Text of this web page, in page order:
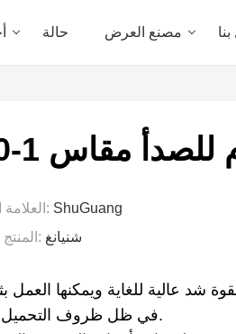
حالة مصنع العرض
مقاس 1-500
العلامة التجارية: ShuGuang
المنتج المصدر: شنيانغ
في ظل ظروف التحميل العالية.